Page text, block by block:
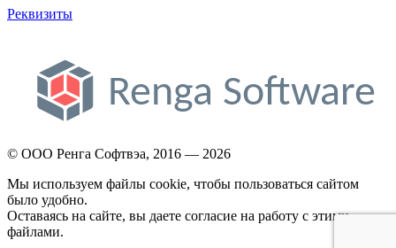
Реквизиты
© ООО Ренга Софтвэа, 2016 — 2026
Мы используем файлы cookie, чтобы пользоваться сайтом
было удобно.
Оставаясь на сайте, вы даете согласие на работу с этими
файлами.